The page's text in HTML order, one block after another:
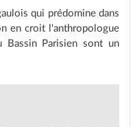
qui prédomine dans
en croit l'anthropologue
Bassin Parisien sont un